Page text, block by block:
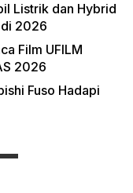
Listrik dan Hybrid
di 2026
Film UFILM
2026
Fuso Hadapi